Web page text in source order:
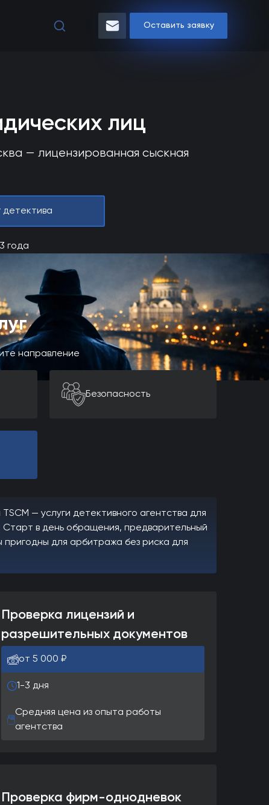
Оставить заявку
лиц
— лицензированная сыскная
детектива
года
направление
Безопасность
— услуги детективного агентства для
Старт в день обращения, предварительный
для арбитража без риска для
Проверка лицензий и
разрешительных документов
от 5 000 ₽
1-3 дня
Средняя цена из опыта работы
агентства
Проверка фирм-однодневок